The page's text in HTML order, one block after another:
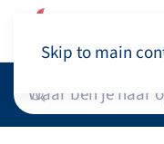
Skip to main